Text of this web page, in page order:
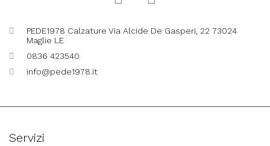
PEDE1978 Calzature Via Alcide De Gasperi, 22 73024
Maglie LE
0836 423540
info@pede1978.it
Servizi